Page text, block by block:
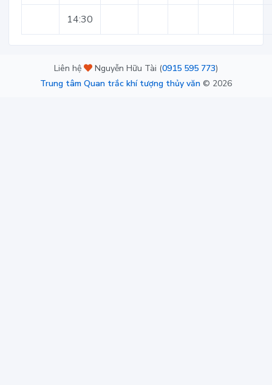
14:30
Liên hệ Nguyễn Hữu Tài (0915 595 773)
Trung tâm Quan trắc khí tượng thủy văn © 2026